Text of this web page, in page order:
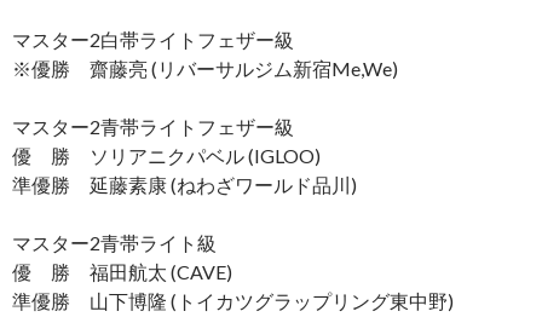
マスター2白帯ライトフェザー級
※優勝 齋藤亮 (リバーサルジム新宿Me,We)
マスター2青帯ライトフェザー級
優 勝 ソリアニクパベル (IGLOO)
準優勝 延藤素康 (ねわざワールド品川)
マスター2青帯ライト級
優 勝 福田航太 (CAVE)
準優勝 山下博隆 (トイカツグラップリング東中野)